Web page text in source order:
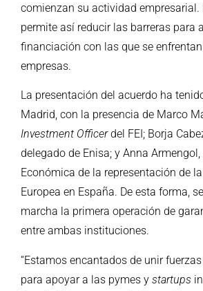
comienzan su actividad empresarial.
permite así reducir las barreras para
financiación con las que se
empresas.
La presentación del acuerdo ha
Madrid, con la presencia de Marco
Investment Officerdel FEI; Borja
delegado de Enisa; y Anna
Económica de la representación de
Europea en España. De esta forma,
marcha la primera operación de
entre ambas instituciones.
“Estamos encantados de unir
para apoyar a las pymes y startups